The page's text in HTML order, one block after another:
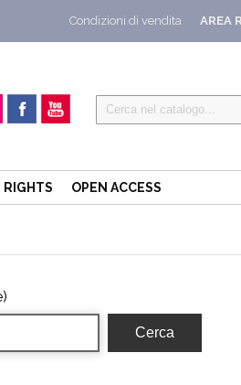
AREA
Condizioni di vendita
RIGHTS OPEN ACCESS